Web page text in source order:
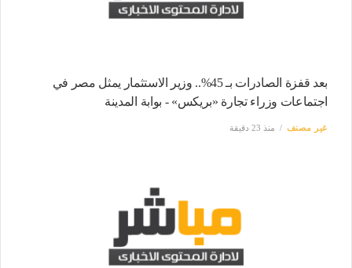
بعد قفزة الصادرات بـ 45%.. وزير الاستثمار يمثل مصر في
اجتماعات وزراء تجارة «بريكس» - بوابة المدينة
غير مصنف منذ 23 دقيقة